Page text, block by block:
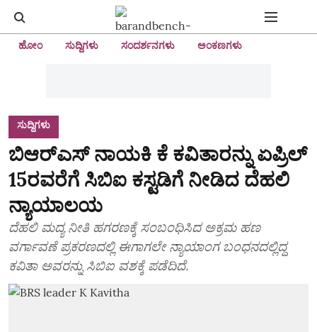
ಹೋಂ ಸುದ್ದಿಗಳು ಸಂದರ್ಶನಗಳು ಅಂಕಣಗಳು
ಸುದ್ದಿಗಳು
ಬಿಆರ್‌ಎಸ್‌ ನಾಯಕಿ ಕೆ ಕವಿತಾರನ್ನು ಏಪ್ರಿಲ್‌
15ರವರೆಗೆ ಸಿಬಿಐ ಕಸ್ಟಡಿಗೆ ನೀಡಿದ ದೆಹಲಿ
ನ್ಯಾಯಾಲಯ
ದೆಹಲಿ ಮದ್ಯ ನೀತಿ ಹಗರಣಕ್ಕೆ ಸಂಬಂಧಿಸಿದ ಅಕ್ರಮ ಹಣ
ವರ್ಗಾವಣೆ ಪ್ರಕರಣದಲ್ಲಿ ಈಗಾಗಲೇ ನ್ಯಾಯಾಂಗ ಬಂಧನದಲ್ಲಿದ್ದ
ಕವಿತಾ ಅವರನ್ನು ಸಿಬಿಐ ವಶಕ್ಕೆ ಪಡೆದಿದೆ.